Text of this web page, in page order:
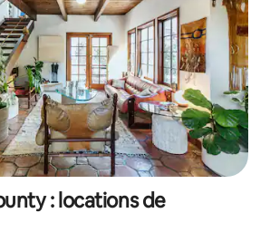
: locations de